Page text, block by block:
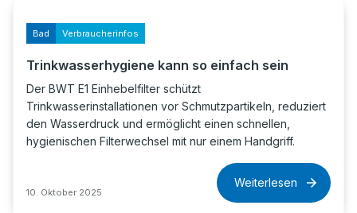
Bad Verbraucherinfos
Trinkwasserhygiene kann so einfach sein
Der BWT E1 Einhebelfilter schützt
Trinkwasserinstallationen vor Schmutzpartikeln, reduziert
den Wasserdruck und ermöglicht einen schnellen,
hygienischen Filterwechsel mit nur einem Handgriff.
10. Oktober 2025
Weiterlesen